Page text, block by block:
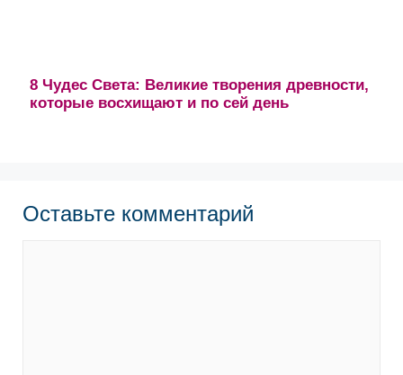
8 Чудес Света: Великие творения древности,
которые восхищают и по сей день
Оставьте комментарий